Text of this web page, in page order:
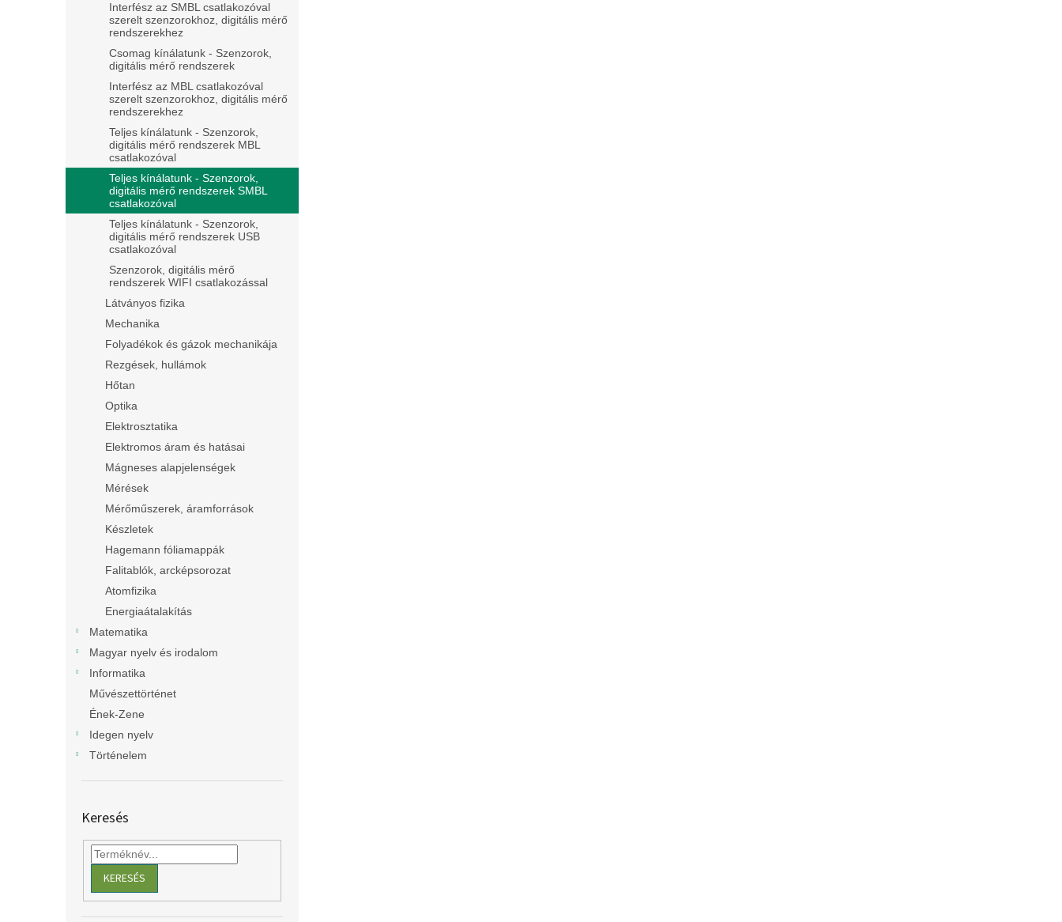
Interfész az SMBL csatlakozóval
szerelt szenzorokhoz, digitális mérő
rendszerekhez
Csomag kínálatunk - Szenzorok,
digitális mérő rendszerek
Interfész az MBL csatlakozóval
szerelt szenzorokhoz, digitális mérő
rendszerekhez
Teljes kínálatunk - Szenzorok,
digitális mérő rendszerek MBL
csatlakozóval
Teljes kínálatunk - Szenzorok,
digitális mérő rendszerek SMBL
csatlakozóval
Teljes kínálatunk - Szenzorok,
digitális mérő rendszerek USB
csatlakozóval
Szenzorok, digitális mérő
rendszerek WIFI csatlakozással
Látványos fizika
Mechanika
Folyadékok és gázok mechanikája
Rezgések, hullámok
Hőtan
Optika
Elektrosztatika
Elektromos áram és hatásai
Mágneses alapjelenségek
Mérések
Mérőműszerek, áramforrások
Készletek
Hagemann fóliamappák
Falitablók, arcképsorozat
Atomfizika
Energiaátalakítás
Matematika
Magyar nyelv és irodalom
Informatika
Művészettörténet
Ének-Zene
Idegen nyelv
Történelem
Keresés
KERESÉS